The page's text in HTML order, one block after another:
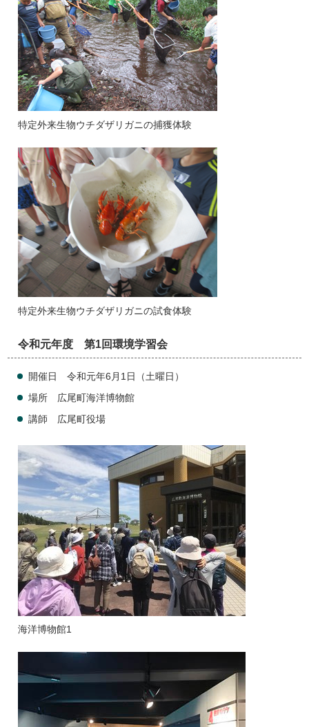
特定外来生物ウチダザリガニの捕獲体験
特定外来生物ウチダザリガニの試食体験
令和元年度 第1回環境学習会
開催日 令和元年6月1日（土曜日）
場所 広尾町海洋博物館
講師 広尾町役場
海洋博物館1